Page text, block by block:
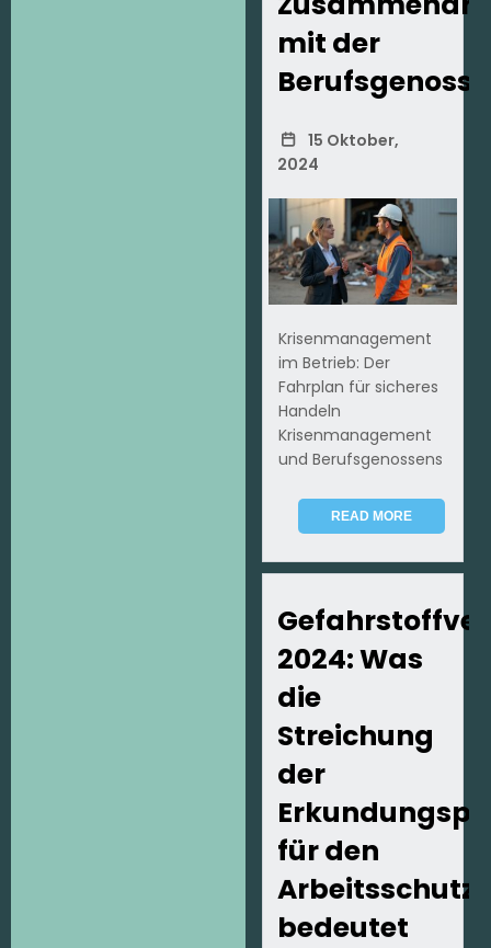
mit der
15 Oktober,
2024
Krisenmanagement
im Betrieb: Der
Fahrplan für sicheres
Handeln
Krisenmanagement
und Berufsgenossens
READ MORE
2024: Was
die
Streichung
der
für den
Arbeitsschutz
bedeutet